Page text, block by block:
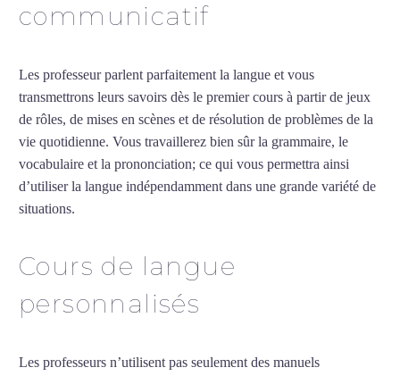
communicatif
Les professeur parlent parfaitement la langue et vous
transmettrons leurs savoirs dès le premier cours à partir de jeux
de rôles, de mises en scènes et de résolution de problèmes de la
vie quotidienne. Vous travaillerez bien sûr la grammaire, le
vocabulaire et la prononciation; ce qui vous permettra ainsi
d’utiliser la langue indépendamment dans une grande variété de
situations.
Cours de langue
personnalisés
Les professeurs n’utilisent pas seulement des manuels